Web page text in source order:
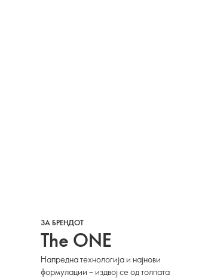
ЗА БРЕНДОТ
The ONE
Напредна технологија и најнови
формулации – издвој се од толпата